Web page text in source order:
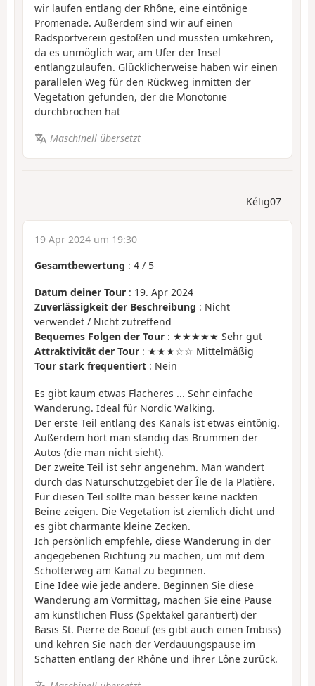
wir laufen entlang der Rhône, eine eintönige
Promenade. Außerdem sind wir auf einen
Radsportverein gestoßen und mussten umkehren,
da es unmöglich war, am Ufer der Insel
entlangzulaufen. Glücklicherweise haben wir einen
parallelen Weg für den Rückweg inmitten der
Vegetation gefunden, der die Monotonie
durchbrochen hat
Maschinell übersetzt
Kélig07
19 Apr 2024 um 19:30
Gesamtbewertung : 4 / 5
Datum deiner Tour : 19. Apr 2024
Zuverlässigkeit der Beschreibung : Nicht
verwendet / Nicht zutreffend
Bequemes Folgen der Tour : ★★★★★ Sehr gut
Attraktivität der Tour : ★★★☆☆ Mittelmäßig
Tour stark frequentiert : Nein
Es gibt kaum etwas Flacheres ... Sehr einfache
Wanderung. Ideal für Nordic Walking.
Der erste Teil entlang des Kanals ist etwas eintönig.
Außerdem hört man ständig das Brummen der
Autos (die man nicht sieht).
Der zweite Teil ist sehr angenehm. Man wandert
durch das Naturschutzgebiet der Île de la Platière.
Für diesen Teil sollte man besser keine nackten
Beine zeigen. Die Vegetation ist ziemlich dicht und
es gibt charmante kleine Zecken.
Ich persönlich empfehle, diese Wanderung in der
angegebenen Richtung zu machen, um mit dem
Schotterweg am Kanal zu beginnen.
Eine Idee wie jede andere. Beginnen Sie diese
Wanderung am Vormittag, machen Sie eine Pause
am künstlichen Fluss (Spektakel garantiert) der
Basis St. Pierre de Boeuf (es gibt auch einen Imbiss)
und kehren Sie nach der Verdauungspause im
Schatten entlang der Rhône und ihrer Lône zurück.